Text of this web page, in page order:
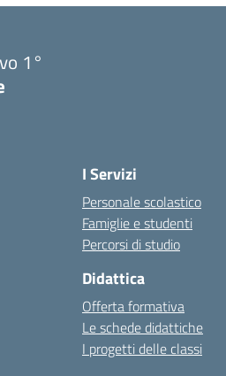
1°
I Servizi
Personale scolastico
Famiglie e studenti
Percorsi di studio
Didattica
Offerta formativa
Le schede didattiche
I progetti delle classi